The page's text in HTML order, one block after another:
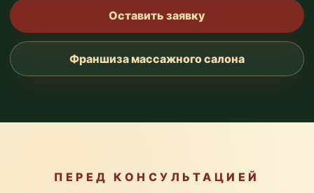
Оставить заявку
Франшиза массажного салона
ПЕРЕД КОНСУЛЬТАЦИЕЙ